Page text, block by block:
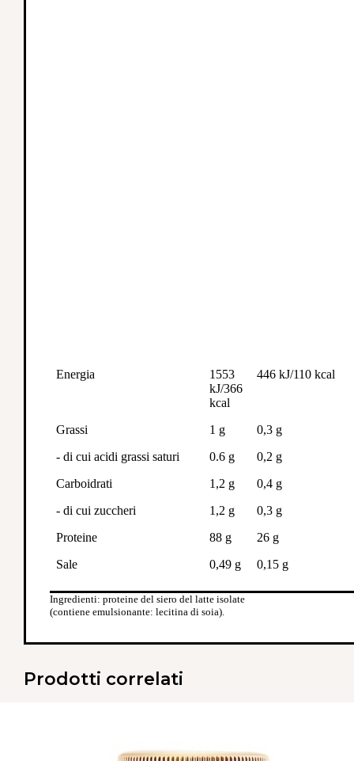
Energia
1553
kJ/366
kcal
446 kJ/110 kcal
Grassi 1 g
0,3 g
- di cui acidi grassi saturi
0.6 g
0,2 g
Carboidrati
1,2 g
0,4 g
- di cui zuccheri
1,2 g
0,3 g
Proteine
88 g
26 g
Sale
0,49 g 0,15 g
Ingredienti: proteine del siero del latte isolate
(contiene emulsionante: lecitina di soia).
Prodotti correlati